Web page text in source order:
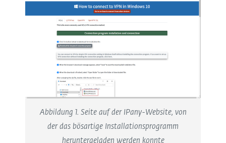
Abbildung 1. Seite auf der IPany-Website, von
der das bösartige Installationsprogramm
heruntergeladen werden konnte